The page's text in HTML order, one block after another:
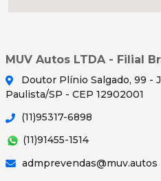
MUV Autos LTDA - Filial
Doutor Plínio Salgado, 99 -
Paulista/SP - CEP 12902001
(11)95317-6898
(11)91455-1514
admprevendas@muv.autos